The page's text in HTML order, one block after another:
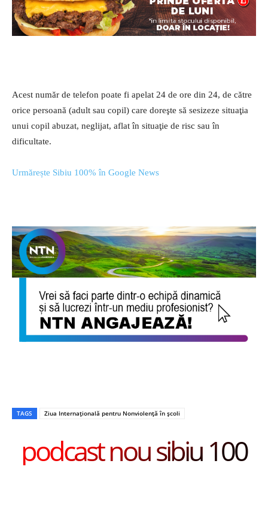
Acest număr de telefon poate fi apelat 24 de ore din 24, de către
orice persoană (adult sau copil) care doreşte să sesizeze situaţia
unui copil abuzat, neglijat, aflat în situaţie de risc sau în
dificultate.
Urmărește Sibiu 100% în Google News
TAGS Ziua Internațională pentru Nonviolență în școli
podcast nou sibiu 100